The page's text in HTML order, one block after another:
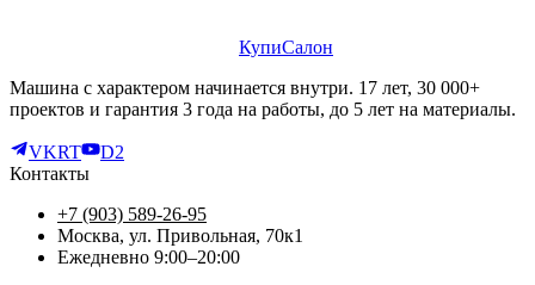
КупиСалон
Машина с характером начинается внутри. 17 лет, 30 000+
проектов и гарантия 3 года на работы, до 5 лет на материалы.
VKRT
D2
Контакты
+7 (903) 589-26-95
Москва, ул. Привольная, 70к1
Ежедневно 9:00–20:00